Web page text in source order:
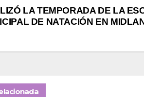
LA TEMPORADA DE LA
DE NATACIÓN EN